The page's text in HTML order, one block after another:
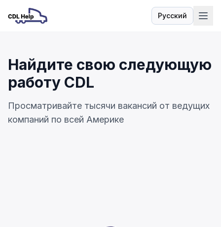
Русский
Язык
Найдите свою следующую
работу CDL
Просматривайте тысячи вакансий от ведущих
компаний по всей Америке